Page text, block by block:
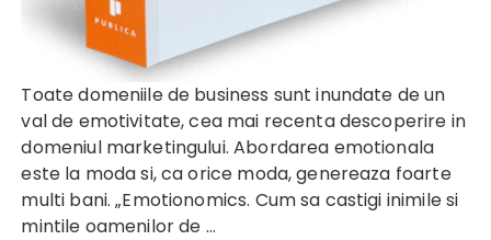
Toate domeniile de business sunt inundate de un
val de emotivitate, cea mai recenta descoperire in
domeniul marketingului. Abordarea emotionala
este la moda si, ca orice moda, genereaza foarte
multi bani.„Emotionomics. Cum sa castigi inimile si
mintile oamenilorde …